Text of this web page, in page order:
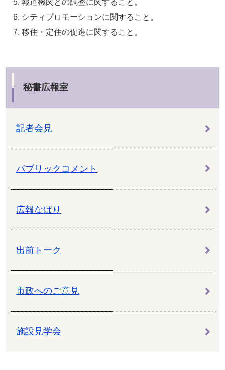
報道機関との調整に関すること。
シティプロモーションに関すること。
移住・定住の促進に関すること。
秘書広報室
記者会見
パブリックコメント
広報なばり
出前トーク
市政へのご意見
施設見学会